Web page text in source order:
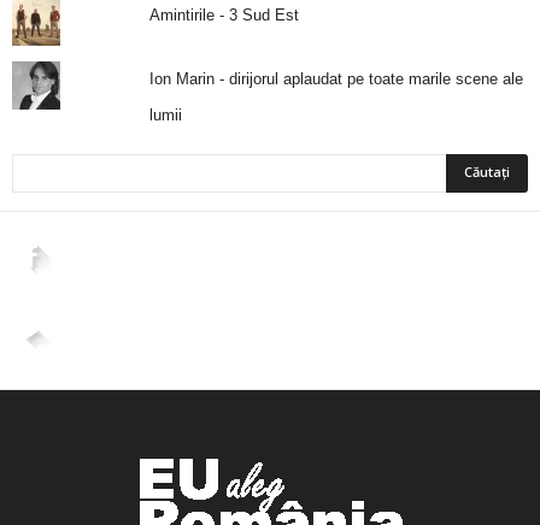
Amintirile - 3 Sud Est
Ion Marin - dirijorul aplaudat pe toate marile scene ale
lumii
2,265
4,400